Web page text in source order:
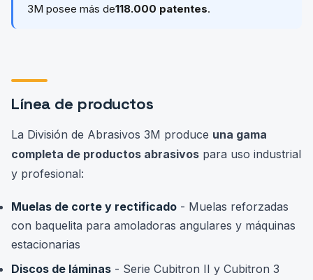
3M posee más de118.000 patentes.
Línea de productos
La División de Abrasivos 3M produce una gama
completa de productos abrasivos para uso industrial
y profesional:
Muelas de corte y rectificado - Muelas reforzadas
con baquelita para amoladoras angulares y máquinas
estacionarias
Discos de láminas - Serie Cubitron II y Cubitron 3